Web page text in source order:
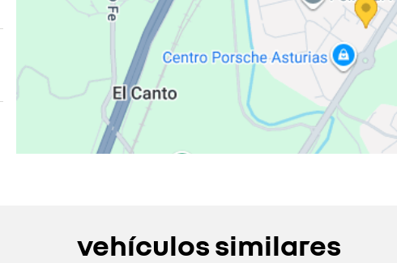
vehículos similares